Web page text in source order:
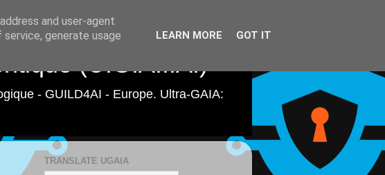
(U.G.A.I.A.)
- GUILD4AI - Europe. Ultra‑GAIA:
TRANSLATE UGAIA
and user-agent
generate usage
LEARN MORE GOT IT